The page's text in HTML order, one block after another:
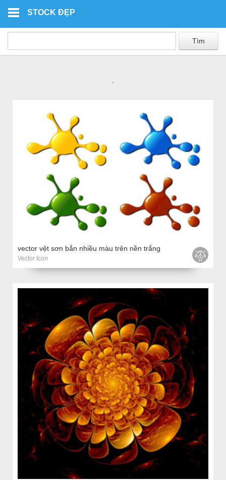
STOCK ĐẸP
vector vệt sơn bắn nhiều màu trên nền trắng
Vector Icon